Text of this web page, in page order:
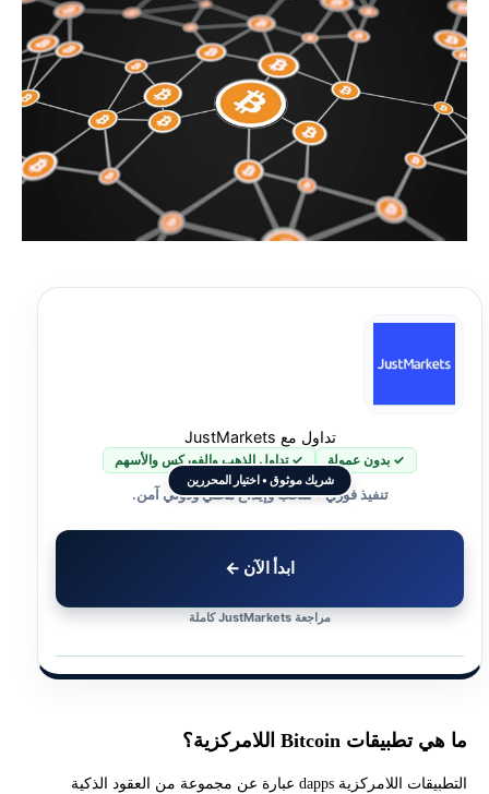
شريك موثوق • اختيار المحررين
تداول مع JustMarkets
✓ بدون عمولة ✓ تداول الذهب والفوركس والأسهم
تنفيذ فوري • سحب وإيداع محلي ودولي آمن.
ابدأ الآن ←
مراجعة JustMarkets كاملة
ما هي تطبيقات Bitcoin اللامركزية؟
التطبيقات اللامركزية dapps عبارة عن مجموعة من العقود الذكية